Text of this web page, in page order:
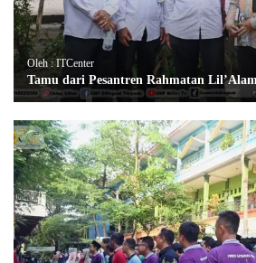
Oleh : ITCenter
Tamu dari Pesantren Rahmatan